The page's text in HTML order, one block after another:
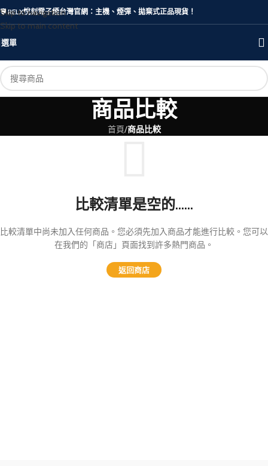
Skip to navigation
Skip to main content
🛡️ RELX悅刻電子煙台灣官網：主機、煙彈、拋棄式正品現貨！
選單
商品比較
首頁/商品比較
比較清單是空的......
比較清單中尚未加入任何商品。您必須先加入商品才能進行比較。您可以
在我們的「商店」頁面找到許多熱門商品。
返回商店